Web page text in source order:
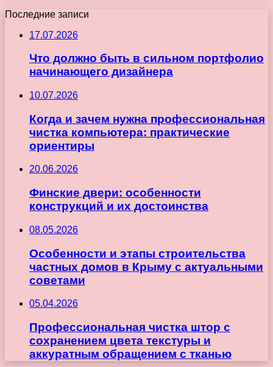
Последние записи
17.07.2026
Что должно быть в сильном портфолио
начинающего дизайнера
10.07.2026
Когда и зачем нужна профессиональная
чистка компьютера: практические
ориентиры
20.06.2026
Финские двери: особенности
конструкций и их достоинства
08.05.2026
Особенности и этапы строительства
частных домов в Крыму с актуальными
советами
05.04.2026
Профессиональная чистка штор с
сохранением цвета текстуры и
аккуратным обращением с тканью